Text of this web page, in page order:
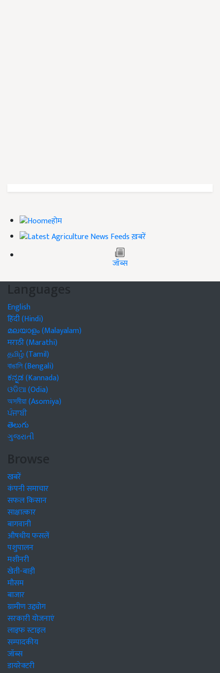
होम
ख़बरें
जॉब्स
Languages
English
हिंदी (Hindi)
മലയാളം (Malayalam)
मराठी (Marathi)
தமிழ் (Tamil)
বাঙালি (Bengali)
ಕನ್ನಡ (Kannada)
ଓଡିଆ (Odia)
অসমীয়া (Asomiya)
ਪੰਜਾਬੀ
తెలుగు
ગુજરાતી
Browse
खबरें
कंपनी समाचार
सफल किसान
साक्षात्कार
बागवानी
औषधीय फसलें
पशुपालन
मशीनरी
खेती-बाड़ी
मौसम
बाजार
ग्रामीण उद्द्योग
सरकारी योजनाएं
लाइफ स्टाइल
सम्पादकीय
जॉब्स
डायरेक्टरी